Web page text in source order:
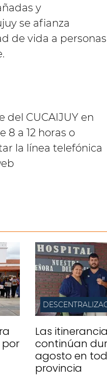
y
se afianza
de vida a personas
del CUCAIJUY en
8 a 12 horas o
la línea telefónica
Las
continúan
agosto en
provincia